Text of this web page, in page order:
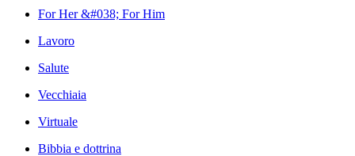
For Her &#038; For Him
Lavoro
Salute
Vecchiaia
Virtuale
Bibbia e dottrina